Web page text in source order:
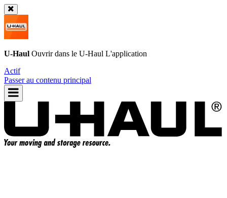
U-Haul Ouvrir dans le U-Haul L'application
Actif
Passer au contenu principal